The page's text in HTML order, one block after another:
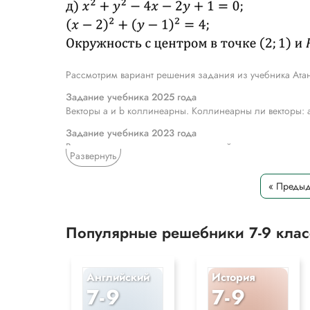
Рассмотрим вариант решения задания из учебника
Задание учебника 2025 года
Векторы а и b коллинеарны. Коллинеарны ли векторы:
Задание учебника 2023 года
Выясните, какие из данных уравнений являются
окружности: а) (x - 1)2 + (y + 2)2 = 25; б) х2 + (у + 7)2
*Текст задания приводится исключительно в
Развернуть
«
Популярные решебники 7-9
Английский
7-9
История
7-9